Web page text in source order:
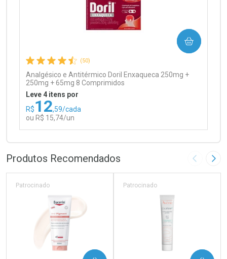
(50)
Analgésico e Antitérmico Doril Enxaqueca 250mg +
250mg + 65mg 8 Comprimidos
Leve 4 itens por
R$12,59/cada
ou R$ 15,74/un
COMPRAR
Laboratório
Ativar Desconto
Por Menos
Produtos Recomendados Imagem
Patrocinado Patrocinado